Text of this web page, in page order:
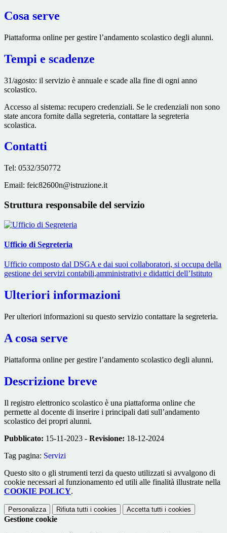
Cosa serve
Piattaforma online per gestire l’andamento scolastico degli alunni.
Tempi e scadenze
31/agosto: il servizio è annuale e scade alla fine di ogni anno
scolastico.
Accesso al sistema: recupero credenziali. Se le credenziali non sono
state ancora fornite dalla segreteria, contattare la segreteria
scolastica.
Contatti
Tel: 0532/350772
Email: feic82600n@istruzione.it
Struttura responsabile del servizio
Ufficio di Segreteria
Ufficio composto dal DSGA e dai suoi collaboratori, si occupa della
gestione dei servizi contabili,amministrativi e didattici dell’Istituto
Ulteriori informazioni
Per ulteriori informazioni su questo servizio contattare la segreteria.
A cosa serve
Piattaforma online per gestire l’andamento scolastico degli alunni.
Descrizione breve
Il registro elettronico scolastico è una piattaforma online che
permette al docente di inserire i principali dati sull’andamento
scolastico dei propri alunni.
Pubblicato: 15-11-2023 - Revisione: 18-12-2024
Tag pagina: Servizi
Questo sito o gli strumenti terzi da questo utilizzati si avvalgono di
cookie necessari al funzionamento ed utili alle finalità illustrate nella
COOKIE POLICY.
Personalizza Rifiuta tutti i cookies Accetta tutti i cookies
Gestione cookie